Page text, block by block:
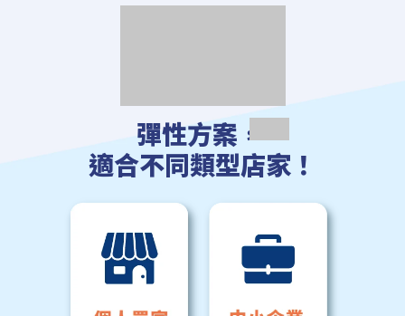
彈性方案，
適合不同類型店家！